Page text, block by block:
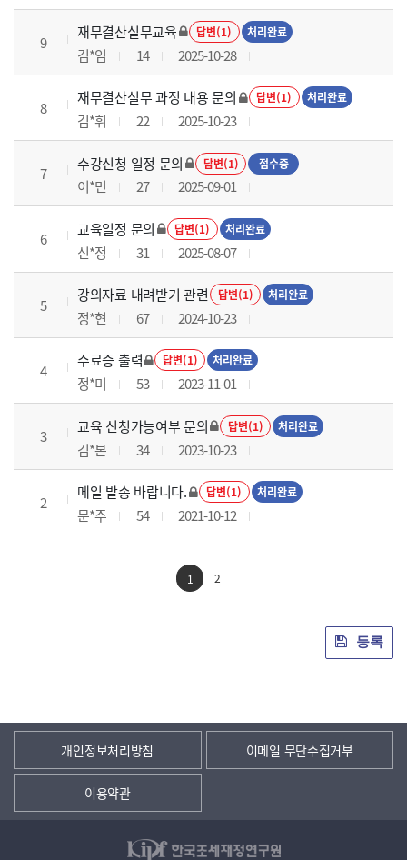
9
재무결산실무교육 답변(1) 처리완료
김*임 14 2025-10-28
8
재무결산실무 과정 내용 문의 답변(1) 처리완료
김*휘 22 2025-10-23
7
수강신청 일정 문의 답변(1) 접수중
이*민 27 2025-09-01
6
교육일정 문의 답변(1) 처리완료
신*정 31 2025-08-07
5
강의자료 내려받기 관련 답변(1) 처리완료
정*현 67 2024-10-23
4
수료증 출력 답변(1) 처리완료
정*미 53 2023-11-01
3
교육 신청가능여부 문의 답변(1) 처리완료
김*본 34 2023-10-23
2
메일 발송 바랍니다. 답변(1) 처리완료
문*주 54 2021-10-12
1 2
등록
개인정보처리방침 이메일 무단수집거부
이용약관